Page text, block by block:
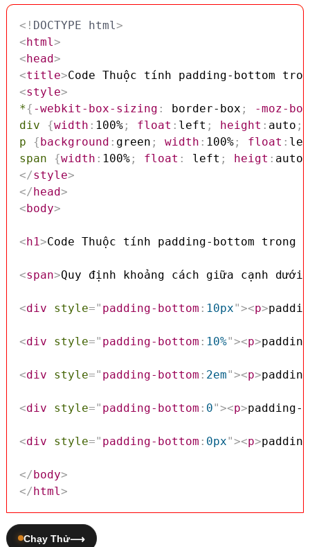
<! DOCTYPE html>
<html>
<head>
<title>Code Thuộc tính padding-bottom
<style>
*{ -webkit-box-sizing : border-box ;
-moz-
div
{width : 100%; float : left ; height : auto ;
p
{background : green ; width : 100%; float :
span
{width : 100%; float : left ; heigt : auto
</style>
</head>
<body>
<h1>Code Thuộc tính padding-bottom trong
<span>Quy định khoảng cách giữa cạnh
<div style=" padding-bottom : 10px"><p>
<div style=" padding-bottom : 10%"><p>
<div style=" padding-bottom : 2em"><p>
<div style=" padding-bottom : 0"><p>padding-
<div style=" padding-bottom : 0px"><p>
</body>
</html>
Chạy Thử